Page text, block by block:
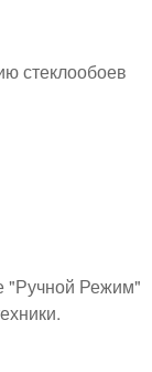
стеклообоев
"Ручной Режим"